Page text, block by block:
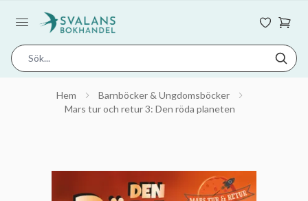
Hem
Barnböcker & Ungdomsböcker
Mars tur och retur 3: Den röda planeten